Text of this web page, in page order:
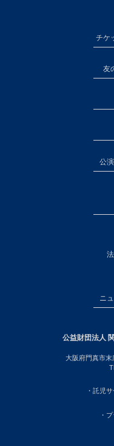
チケ
友
公
ニ
公益財団法人
大阪府門真市末
・託児
・